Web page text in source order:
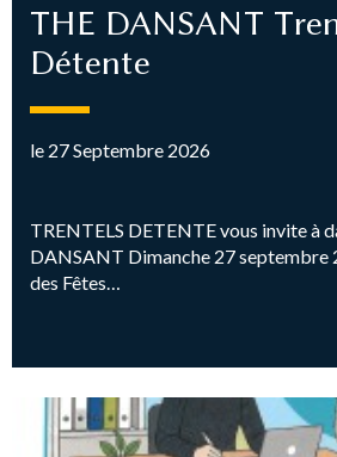
THE DANSANT
Détente
le 27 Septembre 2026
TRENTELS DETENTE vous invite à
DANSANT Dimanche 27 septembre
des Fêtes…